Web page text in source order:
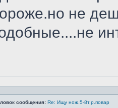
не
сообщения: Re: Ищу нож.5-8т.р.повар